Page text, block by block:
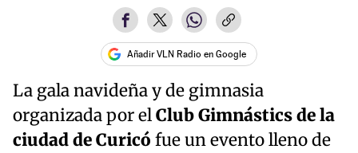
Añadir VLN Radio en Google
La gala navideña y de gimnasia
organizada por elClub Gimnástics de la
ciudad de Curicó fue un evento lleno de